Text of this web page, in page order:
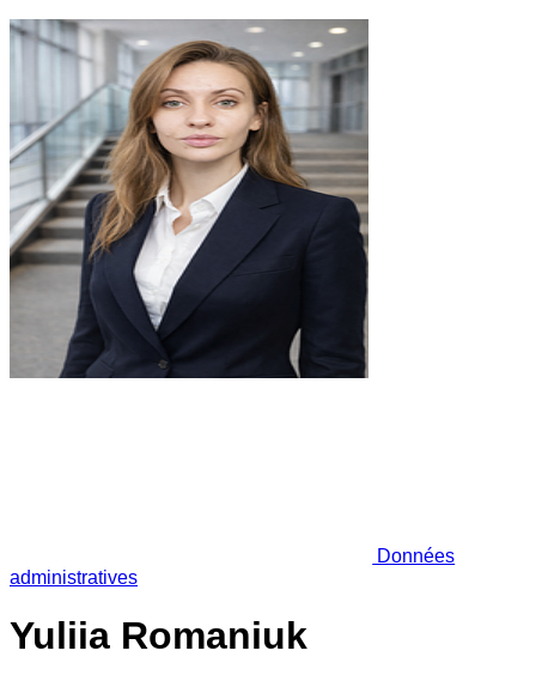
Données
administratives
Yuliia Romaniuk